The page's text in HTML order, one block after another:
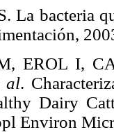
La bacteria
EROL I,
al.
Dairy
Environ